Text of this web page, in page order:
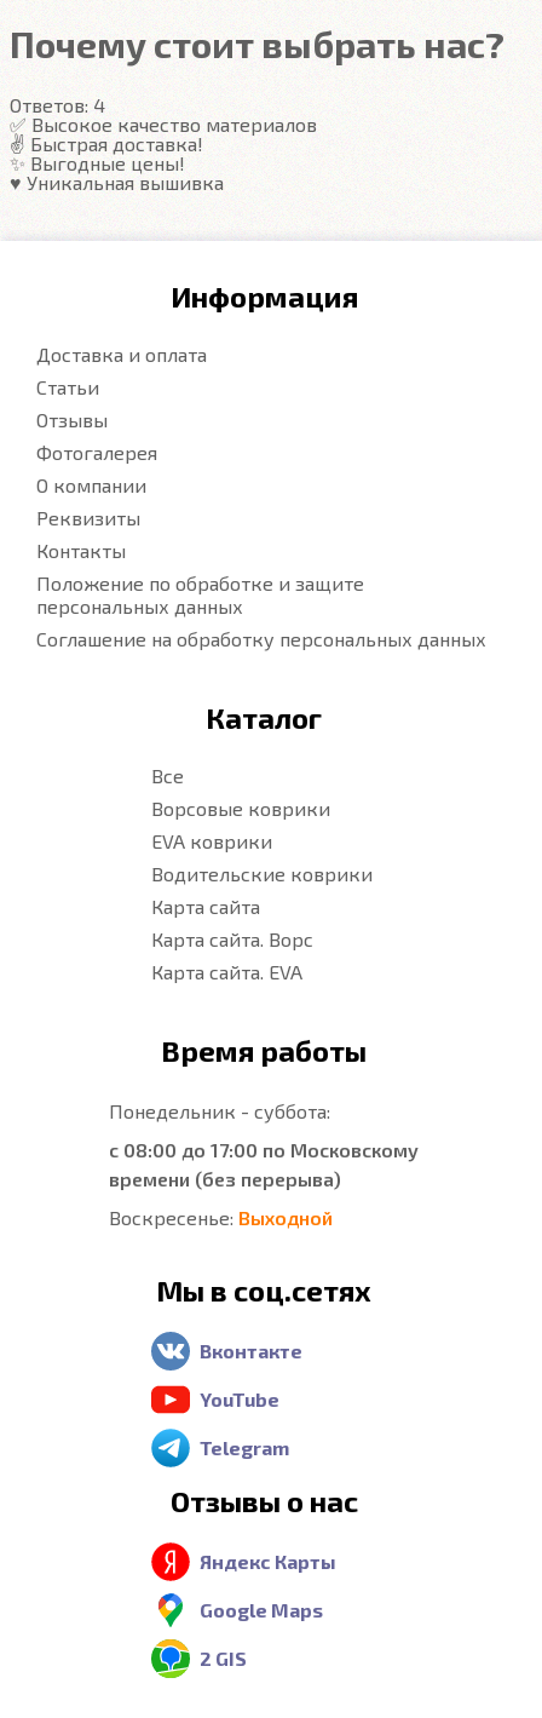
Гарантия
Подробнее
Почему стоит выбрать нас?
Ответов: 4
✅ Высокое качество материалов
✌️ Быстрая доставка!
✨ Выгодные цены!
♥️ Уникальная вышивка
Информация
Доставка и оплата
Статьи
Отзывы
Фотогалерея
О компании
Реквизиты
Контакты
Положение по обработке и защите
персональных данных
Соглашение на обработку персональных данных
Каталог
Все
Ворсовые коврики
EVA коврики
Водительские коврики
Карта сайта
Карта сайта. Ворс
Карта сайта. EVA
Время работы
Понедельник - суббота:
с 08:00 до 17:00 по Московскому
времени (без перерыва)
Воскресенье: Выходной
Мы в соц.сетях
Вконтакте
YouTube
Telegram
Отзывы о нас
Яндекс Карты
Google Maps
2 GIS